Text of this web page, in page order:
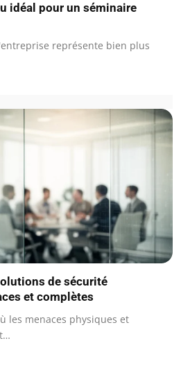
idéal pour un séminaire
représente bien plus
de sécurité
et complètes
les menaces physiques et